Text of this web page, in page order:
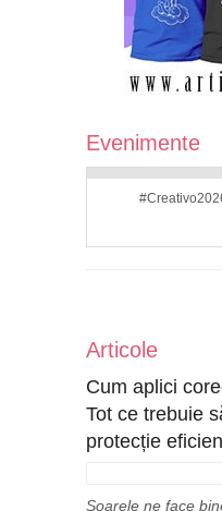
Evenimente
Articole
Cum aplici
Tot ce trebuie
protecție
Soarele ne face